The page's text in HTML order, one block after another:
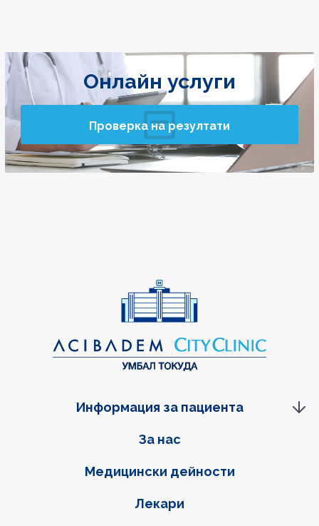
Онлайн услуги
Проверка на резултати
Фуутер навигация
За нас
Медицински дейности
Лекари
Информация за пациента